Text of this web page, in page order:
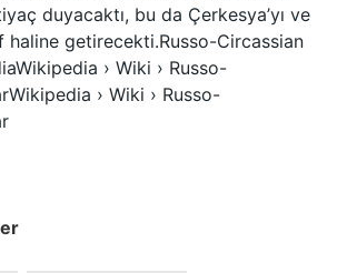
duyacaktı, bu da Çerkesya’yı ve
haline getirecekti.Russo-Circassian
› Wiki › Russo-
› Wiki › Russo-